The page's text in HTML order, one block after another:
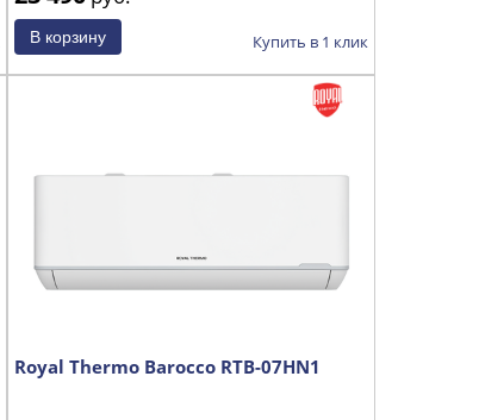
Купить в 1 клик
Royal Thermo Barocco RTB-07HN1